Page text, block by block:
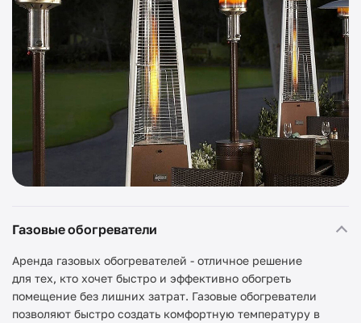
Газовые обогреватели
Аренда газовых обогревателей - отличное решение
для тех, кто хочет быстро и эффективно обогреть
помещение без лишних затрат. Газовые обогреватели
позволяют быстро создать комфортную температуру в